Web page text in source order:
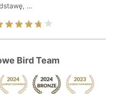
...
Bird Team